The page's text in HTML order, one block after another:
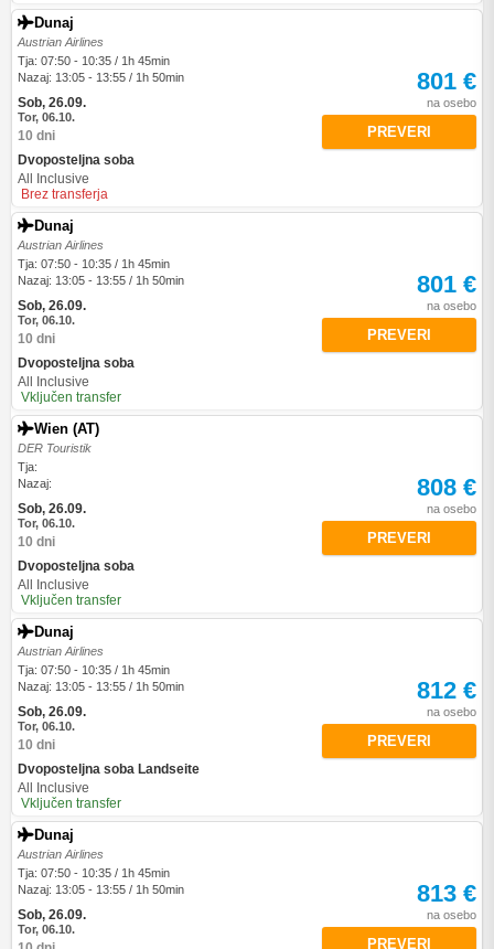
Dunaj
Austrian Airlines
Tja: 07:50 - 10:35 / 1h 45min
Nazaj: 13:05 - 13:55 / 1h 50min
Sob, 26.09.
Tor, 06.10.
10 dni
Dvoposteljna soba
All Inclusive
Brez transferja
801 €
na osebo
PREVERI
Dunaj
Austrian Airlines
Tja: 07:50 - 10:35 / 1h 45min
Nazaj: 13:05 - 13:55 / 1h 50min
Sob, 26.09.
Tor, 06.10.
10 dni
Dvoposteljna soba
All Inclusive
Vključen transfer
801 €
na osebo
PREVERI
Wien (AT)
DER Touristik
Tja:
Nazaj:
Sob, 26.09.
Tor, 06.10.
10 dni
Dvoposteljna soba
All Inclusive
Vključen transfer
808 €
na osebo
PREVERI
Dunaj
Austrian Airlines
Tja: 07:50 - 10:35 / 1h 45min
Nazaj: 13:05 - 13:55 / 1h 50min
Sob, 26.09.
Tor, 06.10.
10 dni
Dvoposteljna soba Landseite
All Inclusive
Vključen transfer
812 €
na osebo
PREVERI
Dunaj
Austrian Airlines
Tja: 07:50 - 10:35 / 1h 45min
Nazaj: 13:05 - 13:55 / 1h 50min
Sob, 26.09.
Tor, 06.10.
813 €
na osebo
PREVERI